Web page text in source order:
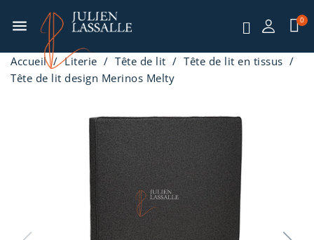
menu
Accueil Literie Tête de lit
Tête de lit en tissus
Tête de lit design Merinos Melty